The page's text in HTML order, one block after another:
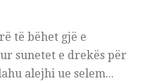
të bëhet gjë e
sunetet e drekës për
alejhi ue selem...